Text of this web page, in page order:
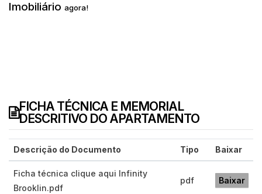
Imobiliário agora!
FICHA TÉCNICA E MEMORIAL
DESCRITIVO DO APARTAMENTO
Descrição do Documento Tipo Baixar
Ficha técnica clique aqui Infinity
Brooklin.pdf
pdf Baixar